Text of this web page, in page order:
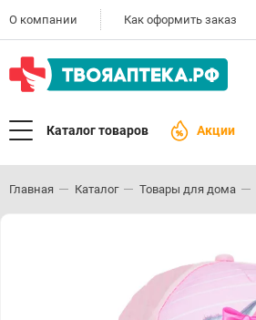
О компании Как оформить заказ
Каталог товаров Акции
Главная Каталог Товары для дома